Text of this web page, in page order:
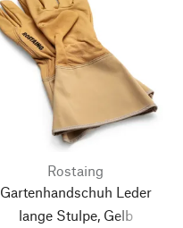
Rostaing
Gartenhandschuh Leder
lange Stulpe, Gelb